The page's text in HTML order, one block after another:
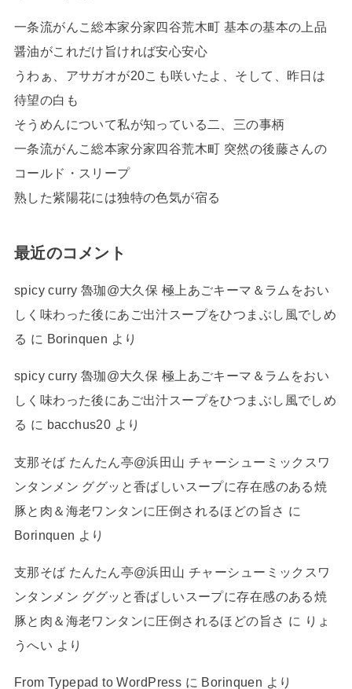
一条流がんこ総本家分家四谷荒木町 基本の基本の上品
醤油がこれだけ旨ければ安心安心
うわぁ、アサガオが20こも咲いたよ、そして、昨日は
待望の白も
そうめんについて私が知っている二、三の事柄
一条流がんこ総本家分家四谷荒木町 突然の後藤さんの
コールド・スリープ
熟した紫陽花には独特の色気が宿る
最近のコメント
spicy curry 魯珈@大久保 極上あごキーマ＆ラムをおい
しく味わった後にあご出汁スープをひつまぶし風でしめ
る に Borinquen より
spicy curry 魯珈@大久保 極上あごキーマ＆ラムをおい
しく味わった後にあご出汁スープをひつまぶし風でしめ
る に bacchus20 より
支那そば たんたん亭@浜田山 チャーシューミックスワ
ンタンメン ググッと香ばしいスープに存在感のある焼
豚と肉＆海老ワンタンに圧倒されるほどの旨さ に
Borinquen より
支那そば たんたん亭@浜田山 チャーシューミックスワ
ンタンメン ググッと香ばしいスープに存在感のある焼
豚と肉＆海老ワンタンに圧倒されるほどの旨さ に りょ
うへい より
From Typepad to WordPress に Borinquen より